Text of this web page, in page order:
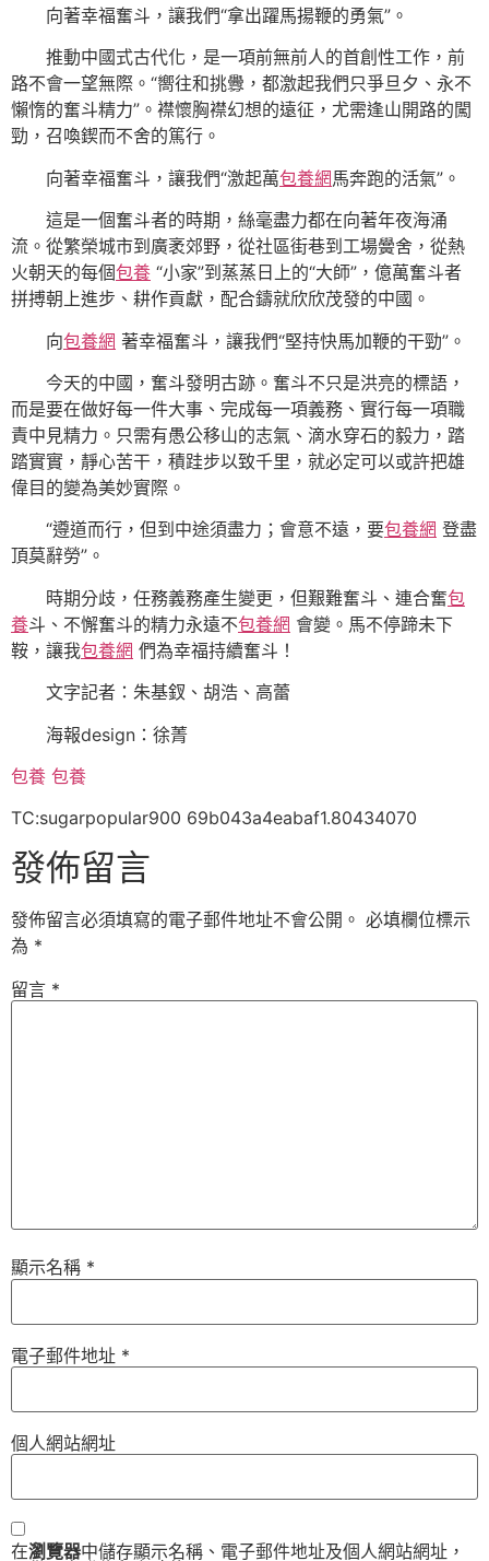
向著幸福奮斗，讓我們“拿出躍馬揚鞭的勇氣”。
推動中國式古代化，是一項前無前人的首創性工作，前
路不會一望無際。“嚮往和挑釁，都激起我們只爭旦夕、永不
懶惰的奮斗精力”。襟懷胸襟幻想的遠征，尤需逢山開路的闖
勁，召喚鍥而不舍的篤行。
向著幸福奮斗，讓我們“激起萬包養網馬奔跑的活氣”。
這是一個奮斗者的時期，絲毫盡力都在向著年夜海涌
流。從繁榮城市到廣袤郊野，從社區街巷到工場黌舍，從熱
火朝天的每個包養 “小家”到蒸蒸日上的“大師”，億萬奮斗者
拼搏朝上進步、耕作貢獻，配合鑄就欣欣茂發的中國。
向包養網 著幸福奮斗，讓我們“堅持快馬加鞭的干勁”。
今天的中國，奮斗發明古跡。奮斗不只是洪亮的標語，
而是要在做好每一件大事、完成每一項義務、實行每一項職
責中見精力。只需有愚公移山的志氣、滴水穿石的毅力，踏
踏實實，靜心苦干，積跬步以致千里，就必定可以或許把雄
偉目的變為美妙實際。
“遵道而行，但到中途須盡力；會意不遠，要包養網 登盡
頂莫辭勞”。
時期分歧，任務義務產生變更，但艱難奮斗、連合奮包
養斗、不懈奮斗的精力永遠不包養網 會變。馬不停蹄未下
鞍，讓我包養網 們為幸福持續奮斗！
文字記者：朱基釵、胡浩、高蕾
海報design：徐菁
包養 包養
TC:sugarpopular900 69b043a4eabaf1.80434070
發佈留言
發佈留言必須填寫的電子郵件地址不會公開。 必填欄位標示
為 *
留言 *
顯示名稱 *
電子郵件地址 *
個人網站網址
在瀏覽器中儲存顯示名稱、電子郵件地址及個人網站網址，